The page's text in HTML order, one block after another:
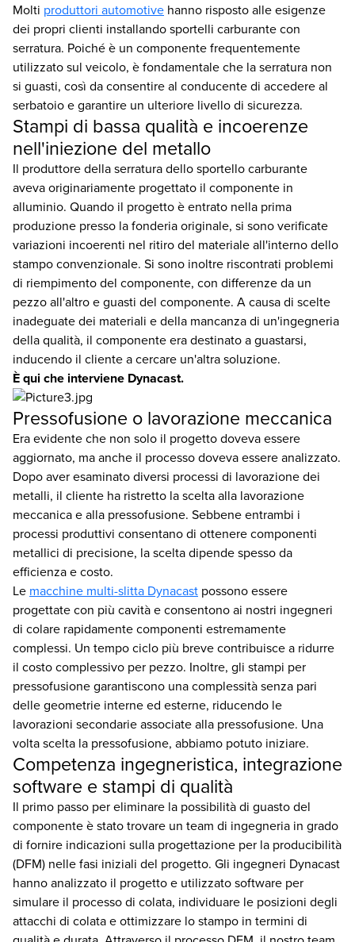
Molti produttori automotive hanno risposto alle esigenze
dei propri clienti installando sportelli carburante con
serratura. Poiché è un componente frequentemente
utilizzato sul veicolo, è fondamentale che la serratura non
si guasti, così da consentire al conducente di accedere al
serbatoio e garantire un ulteriore livello di sicurezza.
Stampi di bassa qualità e incoerenze
nell'iniezione del metallo
Il produttore della serratura dello sportello carburante
aveva originariamente progettato il componente in
alluminio. Quando il progetto è entrato nella prima
produzione presso la fonderia originale, si sono verificate
variazioni incoerenti nel ritiro del materiale all'interno dello
stampo convenzionale. Si sono inoltre riscontrati problemi
di riempimento del componente, con differenze da un
pezzo all'altro e guasti del componente. A causa di scelte
inadeguate dei materiali e della mancanza di un'ingegneria
della qualità, il componente era destinato a guastarsi,
inducendo il cliente a cercare un'altra soluzione.
È qui che interviene Dynacast.
Pressofusione o lavorazione meccanica
Era evidente che non solo il progetto doveva essere
aggiornato, ma anche il processo doveva essere analizzato.
Dopo aver esaminato diversi processi di lavorazione dei
metalli, il cliente ha ristretto la scelta alla lavorazione
meccanica e alla pressofusione. Sebbene entrambi i
processi produttivi consentano di ottenere componenti
metallici di precisione, la scelta dipende spesso da
efficienza e costo.
Le macchine multi-slitta Dynacast possono essere
progettate con più cavità e consentono ai nostri ingegneri
di colare rapidamente componenti estremamente
complessi. Un tempo ciclo più breve contribuisce a ridurre
il costo complessivo per pezzo. Inoltre, gli stampi per
pressofusione garantiscono una complessità senza pari
delle geometrie interne ed esterne, riducendo le
lavorazioni secondarie associate alla pressofusione. Una
volta scelta la pressofusione, abbiamo potuto iniziare.
Competenza ingegneristica, integrazione
software e stampi di qualità
Il primo passo per eliminare la possibilità di guasto del
componente è stato trovare un team di ingegneria in grado
di fornire indicazioni sulla progettazione per la producibilità
(DFM) nelle fasi iniziali del progetto. Gli ingegneri Dynacast
hanno analizzato il progetto e utilizzato software per
simulare il processo di colata, individuare le posizioni degli
attacchi di colata e ottimizzare lo stampo in termini di